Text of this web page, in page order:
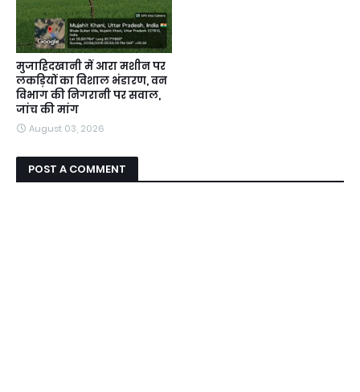
मुजाहिदखानी में आरा मशीन पर
लकड़ियों का विशाल भंडारण, वन
विभाग की निगरानी पर सवाल,
जांच की मांग
August 03, 2026
POST A COMMENT